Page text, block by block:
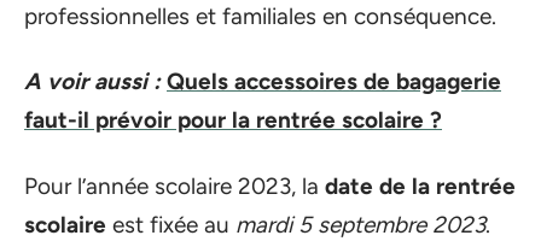
professionnelles et familiales en conséquence.
A voir aussi : Quels accessoires de bagagerie
faut-il prévoir pour la rentrée scolaire ?
Pour l’année scolaire 2023, la date de la rentrée
scolaire est fixée au mardi 5 septembre 2023.